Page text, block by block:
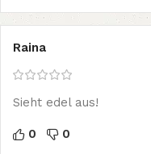
Raina
Sieht edel aus!
0 0